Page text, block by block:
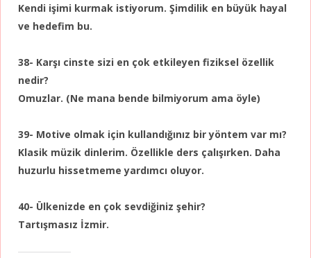
Kendi işimi kurmak istiyorum. Şimdilik en büyük hayal
ve hedefim bu.
38- Karşı cinste sizi en çok etkileyen fiziksel özellik
nedir?
Omuzlar. (Ne mana bende bilmiyorum ama öyle)
39- Motive olmak için kullandığınız bir yöntem var mı?
Klasik müzik dinlerim. Özellikle ders çalışırken. Daha
huzurlu hissetmeme yardımcı oluyor.
40- Ülkenizde en çok sevdiğiniz şehir?
Tartışmasız İzmir.